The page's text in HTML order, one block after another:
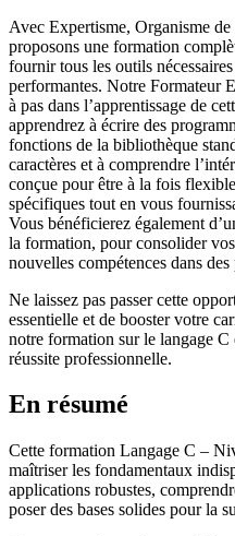
Avec Expertisme, Organisme
proposons une formation
fournir tous les outils
performantes. Notre Formateur
à pas dans l’apprentissage de
apprendrez à écrire des
fonctions de la bibliothèque
caractères et à comprendre
conçue pour être à la fois
spécifiques tout en vous
Vous bénéficierez également
la formation, pour consolider
nouvelles compétences dans
Ne laissez pas passer cette
essentielle et de booster votre
notre formation sur le langage
réussite professionnelle.
En résumé
Cette formation Langage C –
maîtriser les fondamentaux
applications robustes,
poser des bases solides pour la